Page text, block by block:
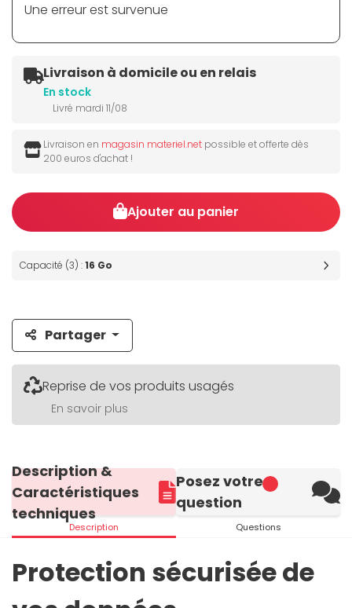
Une erreur est survenue
Livraison à domicile ou en relais
En stock
Livré mardi 11/08
Livraison en magasin materiel.net possible et offerte dès
200 euros d'achat !
Ajouter au panier
Capacité (3) :16 Go
Partager
Reprise de vos produits usagés
En savoir plus
Description &
Caractéristiques
techniques
Description
Posez votre
question
Questions
Protection sécurisée de